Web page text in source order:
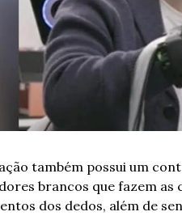
também possui um
brancos que fazem as
dos dedos, além de